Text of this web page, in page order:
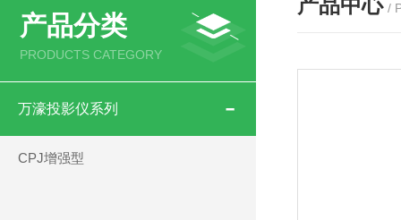
产品分类
PRODUCTS CATEGORY
万濠投影仪系列
CPJ增强型
产品中心 /